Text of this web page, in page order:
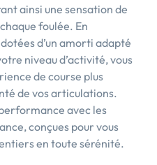
ainsi une sensation de
foulée. En
d’un amorti adapté
niveau d’activité, vous
de course plus
de vos articulations.
avec les
conçues pour vous
en toute sérénité.